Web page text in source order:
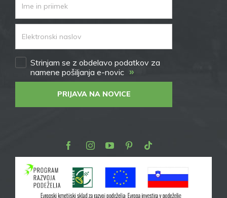
Strinjam se z obdelavo podatkov za
namene pošiljanja e-novic »
PRIJAVA NA NOVICE
FacebookInstagram
YoutubePinterest